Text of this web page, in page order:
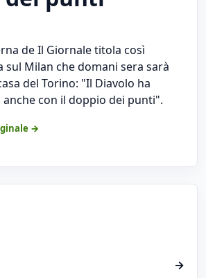
de Il Giornale titola così
sul Milan che domani sera sarà
del Torino: "Il Diavolo ha
anche con il doppio dei punti".
→
→